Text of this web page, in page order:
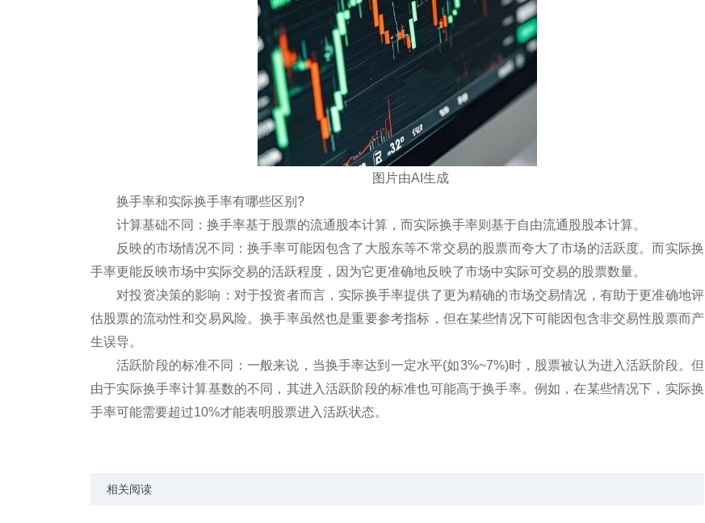
图片由AI生成
换手率和实际换手率有哪些区别?
‌计算基础不同‌：换手率基于股票的流通股本计算，而实际换手率则基于自由流通股股本计算。
‌反映的市场情况不同‌：换手率可能因包含了大股东等不常交易的股票而夸大了市场的活跃度。而实际换
手率更能反映市场中实际交易的活跃程度，因为它更准确地反映了市场中实际可交易的股票数量。
‌对投资决策的影响‌：对于投资者而言，实际换手率提供了更为精确的市场交易情况，有助于更准确地评
估股票的流动性和交易风险。换手率虽然也是重要参考指标，但在某些情况下可能因包含非交易性股票而产
生误导。
‌活跃阶段的标准不同‌：一般来说，当换手率达到一定水平(如3%~7%)时，股票被认为进入活跃阶段。但
由于实际换手率计算基数的不同，其进入活跃阶段的标准也可能高于换手率。例如，在某些情况下，实际换
手率可能需要超过10%才能表明股票进入活跃状态。
相关阅读